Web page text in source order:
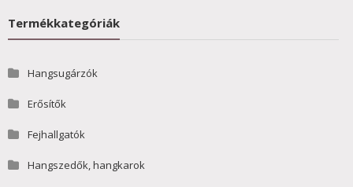
Termékkategóriák
Hangsugárzók
Erősítők
Fejhallgatók
Hangszedők, hangkarok